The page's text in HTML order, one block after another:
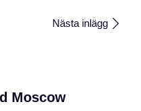
Nästa inlägg
Moscow